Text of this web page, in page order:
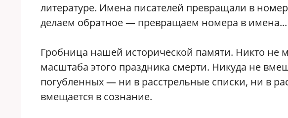
литературе. Имена писателей превращали в
делаем обратное — превращаем номера в имена...
Гробница нашей исторической памяти. Никто не
масштаба этого праздника смерти. Никуда не
погубленных — ни в расстрельные списки, ни в
вмещается в сознание.